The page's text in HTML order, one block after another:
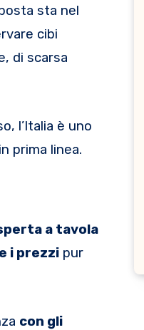
sta nel
cibi
di scarsa
l’Italia è uno
in prima linea.
a tavola
i prezzi pur
con gli